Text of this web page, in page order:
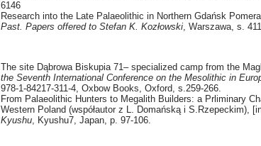
6146
Research into the Late Palaeolithic in Northern Gdańsk
Past. Papers offered to Stefan K. Kozłowski , Warszawa, s.
The site Dąbrowa Biskupia 71– specialized camp from the
the Seventh International Conference on the Mesolithic in
978-1-84217-311-4, Oxbow Books, Oxford, s.259-266.
From Palaeolithic Hunters to Megalith Builders: a Prliminary
Western Poland (współautor z L. Domańską i S.Rzepeckim),
Kyushu , Kyushu7, Japan, p. 97-106.